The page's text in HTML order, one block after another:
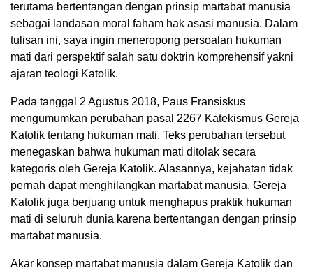
terutama bertentangan dengan prinsip martabat manusia
sebagai landasan moral faham hak asasi manusia. Dalam
tulisan ini, saya ingin meneropong persoalan hukuman
mati dari perspektif salah satu doktrin komprehensif yakni
ajaran teologi Katolik.
Pada tanggal 2 Agustus 2018, Paus Fransiskus
mengumumkan perubahan pasal 2267 Katekismus Gereja
Katolik tentang hukuman mati. Teks perubahan tersebut
menegaskan bahwa hukuman mati ditolak secara
kategoris oleh Gereja Katolik. Alasannya, kejahatan tidak
pernah dapat menghilangkan martabat manusia. Gereja
Katolik juga berjuang untuk menghapus praktik hukuman
mati di seluruh dunia karena bertentangan dengan prinsip
martabat manusia.
Akar konsep martabat manusia dalam Gereja Katolik dan